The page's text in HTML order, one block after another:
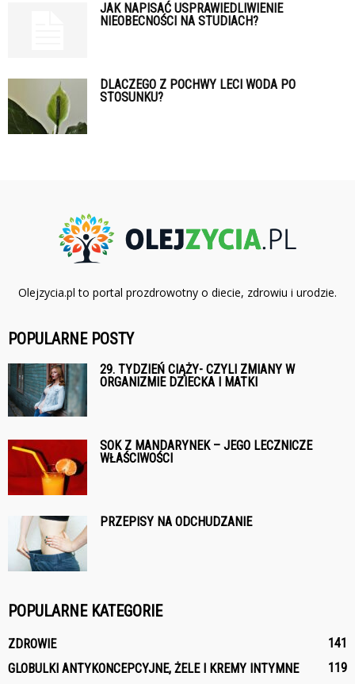
JAK NAPISAĆ USPRAWIEDLIWIENIE
NIEOBECNOŚCI NA STUDIACH?
DLACZEGO Z POCHWY LECI WODA PO
STOSUNKU?
Olejzycia.pl to portal prozdrowotny o diecie, zdrowiu i urodzie.
POPULARNE POSTY
29. TYDZIEŃ CIĄŻY- CZYLI ZMIANY W
ORGANIZMIE DZIECKA I MATKI
SOK Z MANDARYNEK – JEGO LECZNICZE
WŁAŚCIWOŚCI
PRZEPISY NA ODCHUDZANIE
POPULARNE KATEGORIE
ZDROWIE
141
GLOBULKI ANTYKONCEPCYJNE, ŻELE I KREMY INTYMNE
119